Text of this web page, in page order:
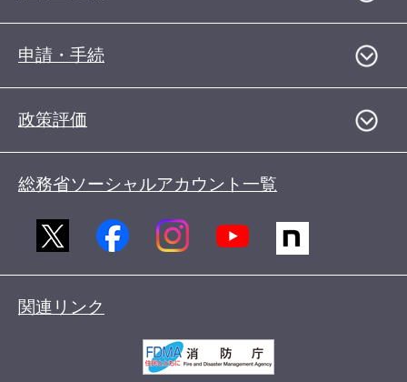
申請・手続
政策評価
総務省ソーシャルアカウント一覧
関連リンク